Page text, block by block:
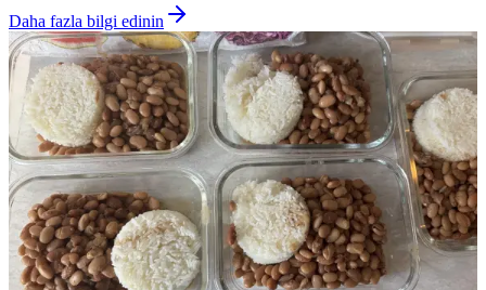
Daha fazla bilgi edinin